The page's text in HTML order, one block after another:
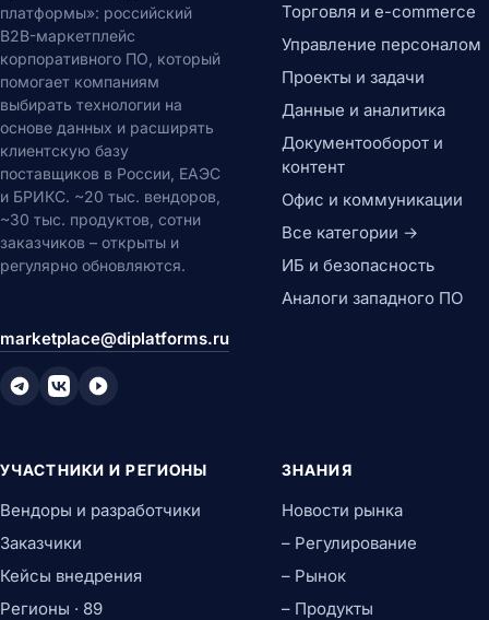
платформы»: российский
B2B-маркетплейс
корпоративного ПО, который
помогает компаниям
выбирать технологии на
основе данных и расширять
клиентскую базу
поставщиков в России, ЕАЭС
и БРИКС. ~20 тыс. вендоров,
~30 тыс. продуктов, сотни
заказчиков – открыты и
регулярно обновляются.
marketplace@diplatforms.ru
Торговля и e-commerce
Управление персоналом
Проекты и задачи
Данные и аналитика
Документооборот и
контент
Офис и коммуникации
Все категории →
ИБ и безопасность
Аналоги западного ПО
УЧАСТНИКИ И РЕГИОНЫ
Вендоры и разработчики
Заказчики
Кейсы внедрения
Регионы · 89
ЗНАНИЯ
Новости рынка
– Регулирование
– Рынок
– Продукты